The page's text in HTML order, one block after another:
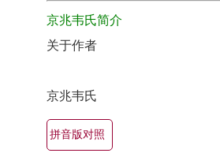
韦
氏
的
美
最
京兆韦氏简介
关于作者
京兆韦氏
拼音版对照